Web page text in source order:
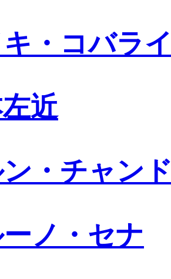
キ・コバラ
近
・チャン
ノ・セナ